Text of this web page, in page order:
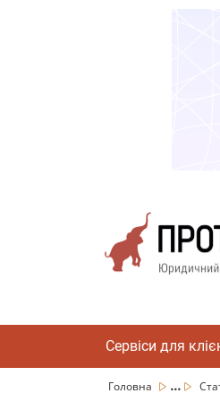
Сервіси для
Головна ...